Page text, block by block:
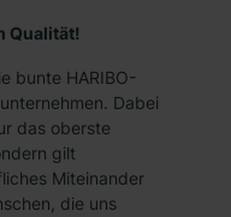
Qualität!
bunte HARIBO-
Dabei
das oberste
gilt
Miteinander
die uns